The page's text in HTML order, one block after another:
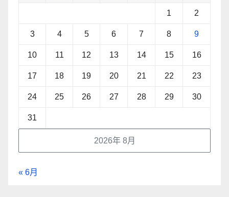
2026年 8月
1 2
3 4 5 6 7 8 9
10 11 12 13 14 15 16
17 18 19 20 21 22 23
24 25 26 27 28 29 30
31
« 6月